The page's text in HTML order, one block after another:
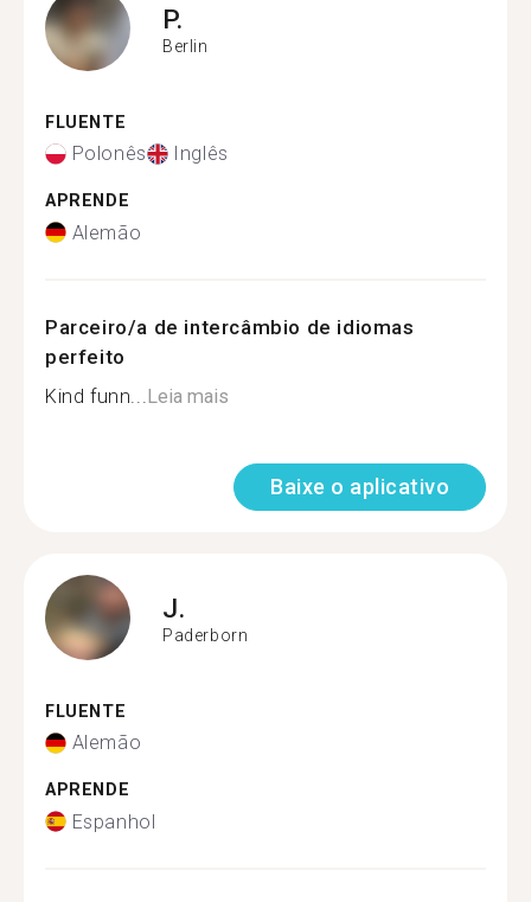
P.
Berlin
FLUENTE
Polonês Inglês
APRENDE
Alemão
Parceiro/a de intercâmbio de idiomas
perfeito
Kind funn... Leia mais
Baixe o aplicativo
J.
Paderborn
FLUENTE
Alemão
APRENDE
Espanhol